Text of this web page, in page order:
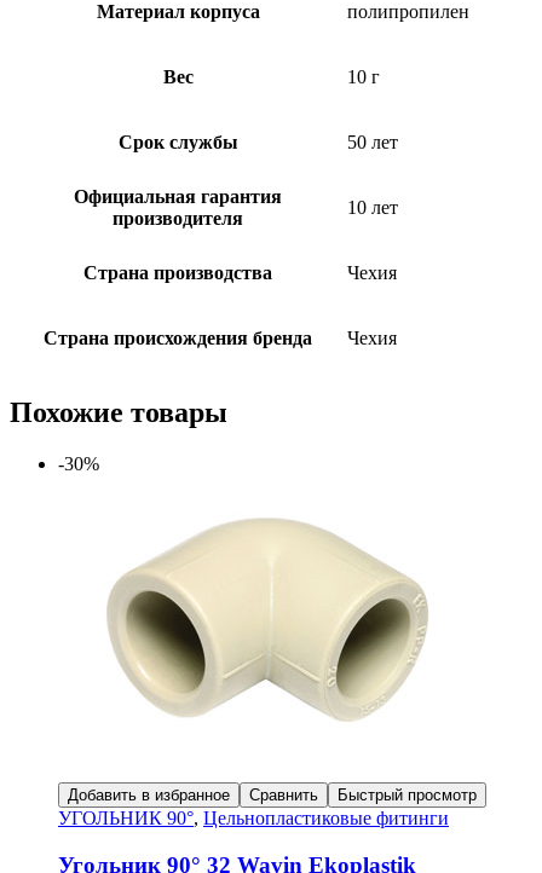
Материал корпуса полипропилен
Вес 10 г
Срок службы 50 лет
Официальная гарантия
производителя
10 лет
Страна производства Чехия
Страна происхождения бренда Чехия
Похожие товары
-30%
Добавить в избранное Сравнить Быстрый просмотр
УГОЛЬНИК 90°, Цельнопластиковые фитинги
Угольник 90° 32 Wavin Ekoplastik